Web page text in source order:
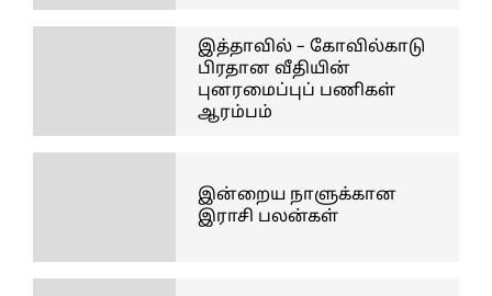
இத்தாவில் – கோவில்காடு
பிரதான வீதியின்
புனரமைப்புப் பணிகள்
ஆரம்பம்
இன்றைய நாளுக்கான
இராசி பலன்கள்